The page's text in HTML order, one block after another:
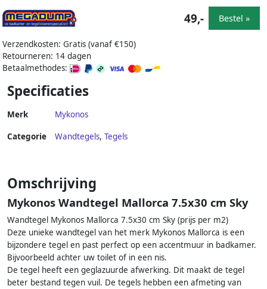
Verzendkosten: Gratis (vanaf €150)
Retourneren: 14 dagen
Betaalmethodes:
49,- Bestel »
Specificaties
Merk Mykonos
Categorie Wandtegels, Tegels
Omschrijving
Mykonos Wandtegel Mallorca 7.5x30 cm Sky
Wandtegel Mykonos Mallorca 7.5x30 cm Sky (prijs per m2)
Deze unieke wandtegel van het merk Mykonos Mallorca is een
bijzondere tegel en past perfect op een accentmuur in badkamer.
Bijvoorbeeld achter uw toilet of in een nis.
De tegel heeft een geglazuurde afwerking. Dit maakt de tegel
beter bestand tegen vuil. De tegels hebben een afmeting van